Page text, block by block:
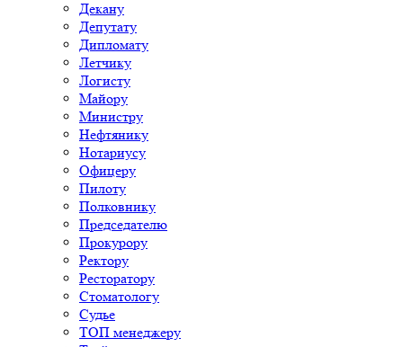
Декану
Депутату
Дипломату
Летчику
Логисту
Майору
Министру
Нефтянику
Нотариусу
Офицеру
Пилоту
Полковнику
Председателю
Прокурору
Ректору
Ресторатору
Стоматологу
Судье
ТОП менеджеру